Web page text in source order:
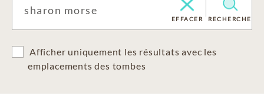
EFFACER RECHERCHE
Afficher uniquement les résultats avec les
emplacements des tombes